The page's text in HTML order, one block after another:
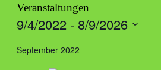
Veranstaltungen
9/4/2022 - 8/9/2026
wählen.
September 2022